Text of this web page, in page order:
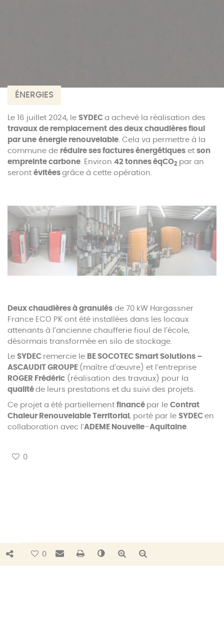
Bouton de partage
0 Envoyer par e-mail
ImprimerChanger le contraste
Agrandir le texte
ÉNERGIES
Le 16 juillet 2024, le SYDEC a achevé la réalisation des
travaux de remplacement des deux chaudières fioul
par une énergie renouvelable . Cela va permettre à la
commune de réduire ses factures énergétiques et son
empreinte carbone . Environ 42 tonnes éqCO2 par an
seront évitées grâce à cette opération.
Deux chaudières à granulés de 70 kW Hargassner
France ECO PK ont été installées dans les locaux
attenants à l’ancienne chaufferie fioul de l’école,
désormais transformée en silo de stockage.
Le SYDEC remercie le BE SOCOTEC Smart Solutions –
ASCAUDIT GROUPE (maître d’œuvre) et l’entreprise
ROGER Frédéric (réalisation des travaux) pour la
qualité de leurs prestations et du suivi des projets.
Ce projet a été partiellement financé par le Contrat
Chaleur Renouvelable Territorial , porté par le SYDEC en
collaboration avec l’ADEME Nouvelle–Aquitaine
0